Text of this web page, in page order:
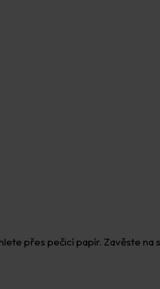
přes pečicí papír. Zavěste na